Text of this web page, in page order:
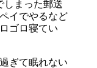
しまった郵送
イでやるなど
ゴロ寝てい
ぎて眠れない